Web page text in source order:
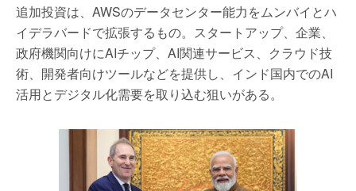
追加投資は、AWSのデータセンター能力をムンバイとハ
イデラバードで拡張するもの。スタートアップ、企業、
政府機関向けにAIチップ、AI関連サービス、クラウド技
術、開発者向けツールなどを提供し、インド国内でのAI
活用とデジタル化需要を取り込む狙いがある。